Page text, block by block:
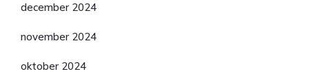
december 2024
november 2024
oktober 2024